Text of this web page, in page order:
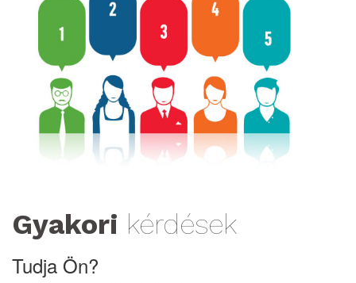
Gyakori kérdések
Tudja Ön?